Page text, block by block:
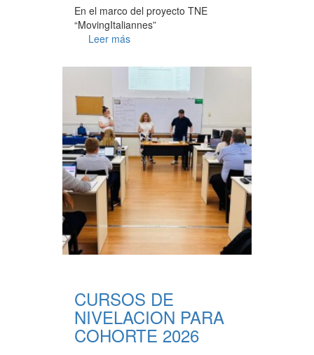
En el marco del proyecto TNE
“MovingItaliannes”
Leer más
CURSOS DE
NIVELACION PARA
COHORTE 2026